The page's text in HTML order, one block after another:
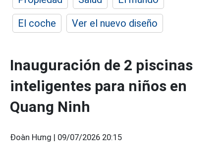
El coche
Ver el nuevo diseño
Inauguración de 2 piscinas
inteligentes para niños en
Quang Ninh
Đoàn Hưng | 09/07/2026 20:15